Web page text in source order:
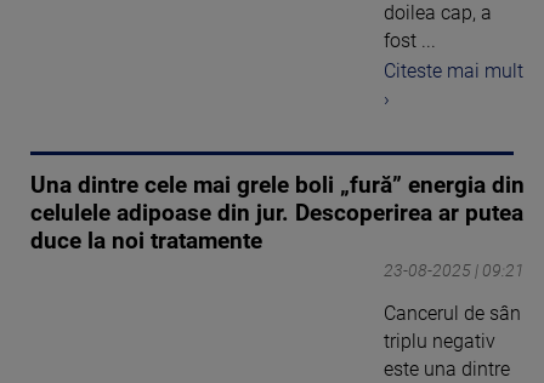
doilea cap, a
fost ...
Citeste mai mult
›
Una dintre cele mai grele boli „fură” energia din
celulele adipoase din jur. Descoperirea ar putea
duce la noi tratamente
23-08-2025 | 09:21
Cancerul de sân
triplu negativ
este una dintre